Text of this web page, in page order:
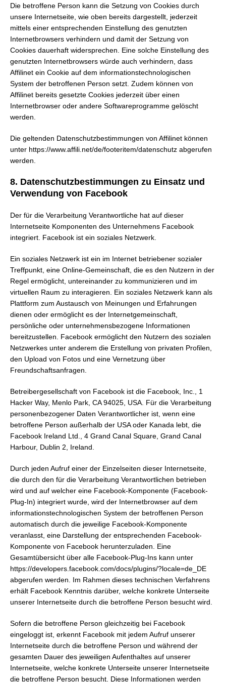
Die betroffene Person kann die Setzung von Cookies durch
unsere Internetseite, wie oben bereits dargestellt, jederzeit
mittels einer entsprechenden Einstellung des genutzten
Internetbrowsers verhindern und damit der Setzung von
Cookies dauerhaft widersprechen. Eine solche Einstellung des
genutzten Internetbrowsers würde auch verhindern, dass
Affilinet ein Cookie auf dem informationstechnologischen
System der betroffenen Person setzt. Zudem können von
Affilinet bereits gesetzte Cookies jederzeit über einen
Internetbrowser oder andere Softwareprogramme gelöscht
werden.
Die geltenden Datenschutzbestimmungen von Affilinet können
unter https://www.affili.net/de/footeritem/datenschutz abgerufen
werden.
8. Datenschutzbestimmungen zu Einsatz und
Verwendung von Facebook
Der für die Verarbeitung Verantwortliche hat auf dieser
Internetseite Komponenten des Unternehmens Facebook
integriert. Facebook ist ein soziales Netzwerk.
Ein soziales Netzwerk ist ein im Internet betriebener sozialer
Treffpunkt, eine Online-Gemeinschaft, die es den Nutzern in der
Regel ermöglicht, untereinander zu kommunizieren und im
virtuellen Raum zu interagieren. Ein soziales Netzwerk kann als
Plattform zum Austausch von Meinungen und Erfahrungen
dienen oder ermöglicht es der Internetgemeinschaft,
persönliche oder unternehmensbezogene Informationen
bereitzustellen. Facebook ermöglicht den Nutzern des sozialen
Netzwerkes unter anderem die Erstellung von privaten Profilen,
den Upload von Fotos und eine Vernetzung über
Freundschaftsanfragen.
Betreibergesellschaft von Facebook ist die Facebook, Inc., 1
Hacker Way, Menlo Park, CA 94025, USA. Für die Verarbeitung
personenbezogener Daten Verantwortlicher ist, wenn eine
betroffene Person außerhalb der USA oder Kanada lebt, die
Facebook Ireland Ltd., 4 Grand Canal Square, Grand Canal
Harbour, Dublin 2, Ireland.
Durch jeden Aufruf einer der Einzelseiten dieser Internetseite,
die durch den für die Verarbeitung Verantwortlichen betrieben
wird und auf welcher eine Facebook-Komponente (Facebook-
Plug-In) integriert wurde, wird der Internetbrowser auf dem
informationstechnologischen System der betroffenen Person
automatisch durch die jeweilige Facebook-Komponente
veranlasst, eine Darstellung der entsprechenden Facebook-
Komponente von Facebook herunterzuladen. Eine
Gesamtübersicht über alle Facebook-Plug-Ins kann unter
https://developers.facebook.com/docs/plugins/?locale=de_DE
abgerufen werden. Im Rahmen dieses technischen Verfahrens
erhält Facebook Kenntnis darüber, welche konkrete Unterseite
unserer Internetseite durch die betroffene Person besucht wird.
Sofern die betroffene Person gleichzeitig bei Facebook
eingeloggt ist, erkennt Facebook mit jedem Aufruf unserer
Internetseite durch die betroffene Person und während der
gesamten Dauer des jeweiligen Aufenthaltes auf unserer
Internetseite, welche konkrete Unterseite unserer Internetseite
die betroffene Person besucht. Diese Informationen werden